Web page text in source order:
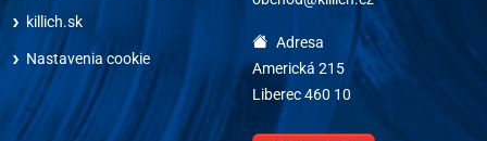
killich.sk
Nastavenia cookie
Adresa
Americká 215
Liberec 460 10